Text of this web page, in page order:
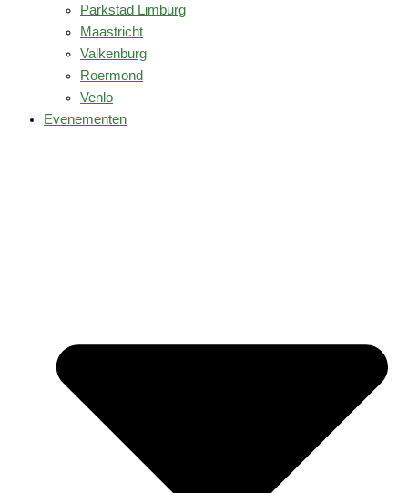
Parkstad Limburg
Maastricht
Valkenburg
Roermond
Venlo
Evenementen